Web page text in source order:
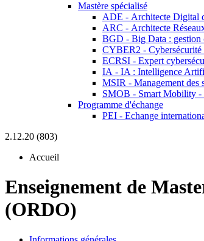
Mastère spécialisé
ADE - Architecte Digital
ARC - Architecte
BGD - Big Data : gestion
CYBER2 - Cybersécurité
ECRSI - Expert
IA - IA : Intelligence
MSIR - Management des
SMOB - Smart Mobility -
Programme d'échange
PEI - Echange
2.12.20 (803)
Accueil
Enseignement de
(ORDO)